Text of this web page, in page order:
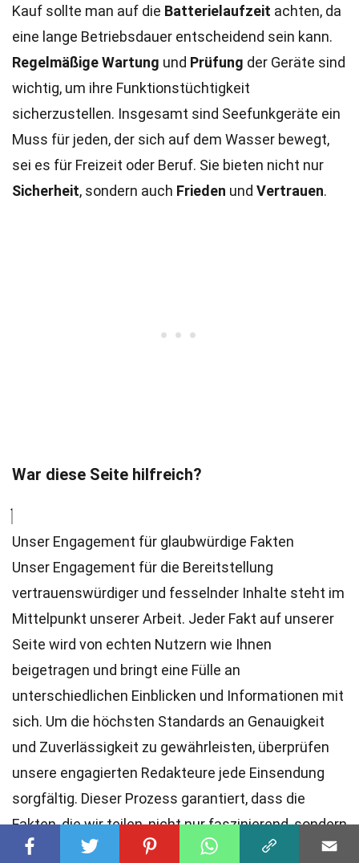
Kauf sollte man auf die Batterielaufzeit achten, da
eine lange Betriebsdauer entscheidend sein kann.
Regelmäßige Wartung und Prüfung der Geräte sind
wichtig, um ihre Funktionstüchtigkeit
sicherzustellen. Insgesamt sind Seefunkgeräte ein
Muss für jeden, der sich auf dem Wasser bewegt,
sei es für Freizeit oder Beruf. Sie bieten nicht nur
Sicherheit, sondern auch Frieden und Vertrauen.
War diese Seite hilfreich?
Unser Engagement für glaubwürdige Fakten
Unser Engagement für die Bereitstellung
vertrauenswürdiger und fesselnder Inhalte steht im
Mittelpunkt unserer Arbeit. Jeder Fakt auf unserer
Seite wird von echten Nutzern wie Ihnen
beigetragen und bringt eine Fülle an
unterschiedlichen Einblicken und Informationen mit
sich. Um die höchsten Standards an Genauigkeit
und Zuverlässigkeit zu gewährleisten, überprüfen
unsere engagierten Redakteure jede Einsendung
sorgfältig. Dieser Prozess garantiert, dass die
Fakten, die wir teilen, nicht nur faszinierend, sondern
auch glaubwürdig sind. Vertrauen Sie auf unser